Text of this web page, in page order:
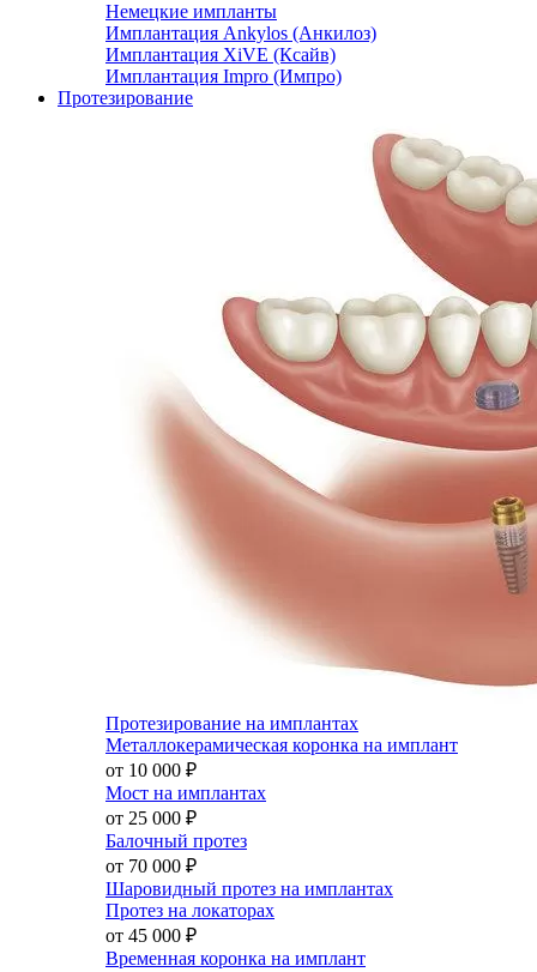
Немецкие импланты
Имплантация Ankylos (Анкилоз)
Имплантация XiVE (Ксайв)
Имплантация Impro (Импро)
Протезирование
Протезирование на имплантах
Металлокерамическая коронка на имплант
от 10 000 ₽
Мост на имплантах
от 25 000 ₽
Балочный протез
от 70 000 ₽
Шаровидный протез на имплантах
Протез на локаторах
от 45 000 ₽
Временная коронка на имплант